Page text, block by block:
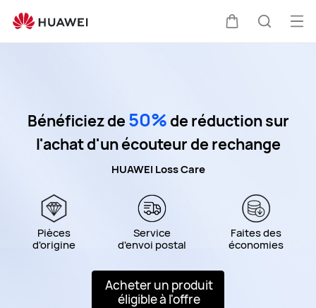
Loss
Care
Couvercle
Bénéficiez de 50%de réduction sur
l'achat d'un écouteur de rechange
HUAWEI Loss Care
Pièces
d'origine
Service
d'envoi postal
Faites des
économies
Acheter un produit
éligible à l'offre